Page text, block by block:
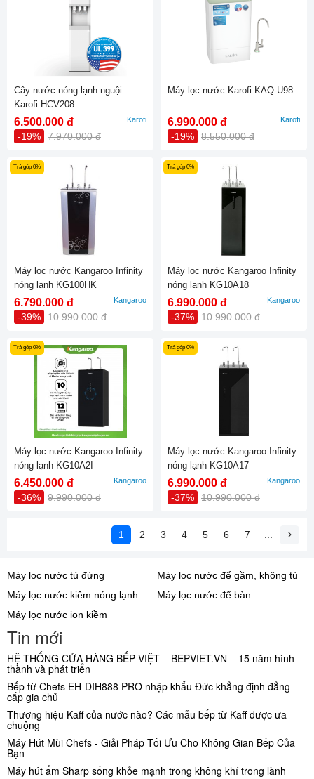
Cây nước nóng lạnh nguội
Karofi HCV208
6.500.000 đ
-19% 7.970.000 đ
Karofi
Máy lọc nước Karofi KAQ-U98
6.990.000 đ
-19% 8.550.000 đ
Karofi
Trả góp 0%
Máy lọc nước Kangaroo Infinity
nóng lạnh KG100HK
6.790.000 đ
-39% 10.990.000 đ
Kangaroo
Trả góp 0%
Máy lọc nước Kangaroo Infinity
nóng lạnh KG10A18
6.990.000 đ
-37% 10.990.000 đ
Kangaroo
Trả góp 0%
Máy lọc nước Kangaroo Infinity
nóng lạnh KG10A2I
6.450.000 đ
-36% 9.990.000 đ
Kangaroo
Trả góp 0%
Máy lọc nước Kangaroo Infinity
nóng lạnh KG10A17
6.990.000 đ
-37% 10.990.000 đ
Kangaroo
1 2 3 4 5 6 7
Máy lọc nước tủ đứng
Máy lọc nước để gầm, không tủ
Máy lọc nước kiêm nóng lạnh
Máy lọc nước để bàn
Máy lọc nước ion kiềm
Tin mới
HỆ THỐNG CỬA HÀNG BẾP VIỆT – BEPVIET.VN – 15 năm hình
thành và phát triển
Bếp từ Chefs EH-DIH888 PRO nhập khẩu Đức khẳng định đẳng
cấp gia chủ
Thương hiệu Kaff của nước nào? Các mẫu bếp từ Kaff được ưa
chuộng
Máy Hút Mùi Chefs - Giải Pháp Tối Ưu Cho Không Gian Bếp Của
Bạn
Máy hút ẩm Sharp sống khỏe mạnh trong không khí trong lành